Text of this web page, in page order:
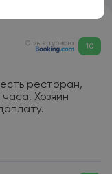
Отзыв туриста 10
ресторан,
Хозяин